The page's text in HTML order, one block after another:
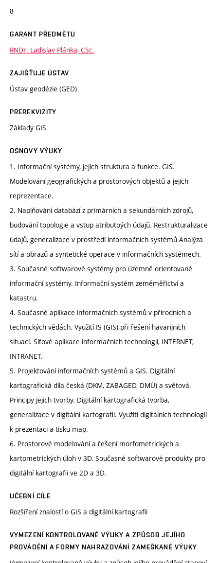
8
GARANT PŘEDMĚTU
RNDr. Ladislav Plánka, CSc.
ZAJIŠŤUJE ÚSTAV
Ústav geodézie (GED)
PREREKVIZITY
Základy GIS
OSNOVY VÝUKY
1. Informační systémy, jejich struktura a funkce. GIS.
Modelování geografických a prostorových objektů a jejich
reprezentace.
2. Naplňování databází z primárních a sekundárních zdrojů,
budování topologie a vstup atributoých údajů. Restrukturalizace
údajů, generalizace v prostředí informačních systémů Analýza
sítí a obrazů a syntetické operace v informačních systémech.
3. Současné softwarové systémy pro územně orientované
informační systémy. Informační systém zeměměřictví a
katastru.
4. Současné aplikace informačních systémů v přírodních a
technických vědách. Využití IS (GIS) při řešení havarijních
situací. Síťové aplikace informačních technologii, INTERNET,
INTRANET.
5. Projektování informačních systémů a GIS. Digitální
kartografická díla česká (DKM, ZABAGED, DMÚ) a světová.
Principy jejich tvorby. Digitální kartografická tvorba,
generalizace v digitální kartografii. Využití digitálních technologií
k prezentaci a tisku map.
6. Prostorové modelování a řešení morfometrických a
kartometrických úloh v 3D. Současné softwarové produkty pro
digitální kartografii ve 2D a 3D.
UČEBNÍ CÍLE
Rozšíření znalostí o GIS a digitální kartografii
VYMEZENÍ KONTROLOVANÉ VÝUKY A ZPŮSOB JEJÍHO
PROVÁDĚNÍ A FORMY NAHRAZOVÁNÍ ZAMEŠKANÉ VÝUKY